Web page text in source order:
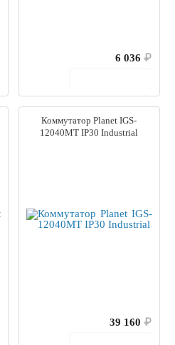
6 036 ₽
Коммутатор Planet IGS-
12040MT IP30 Industrial
39 160 ₽